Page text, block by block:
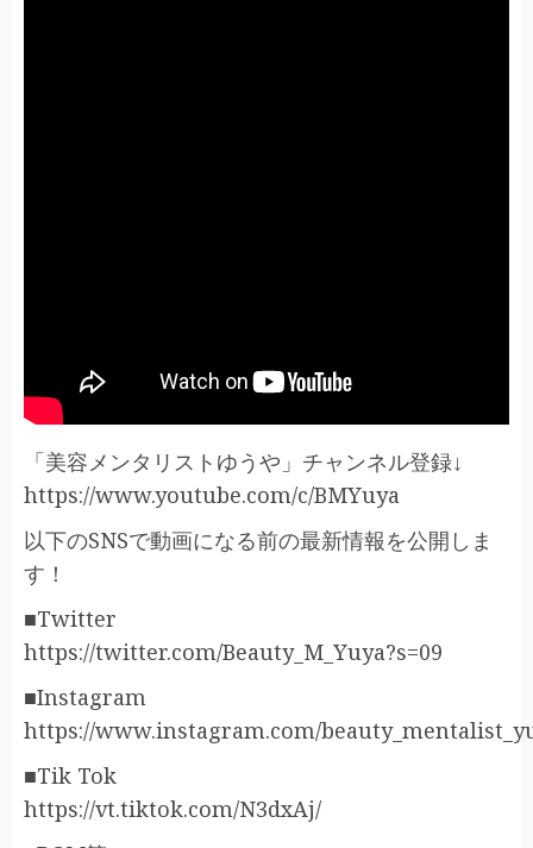
「美容メンタリストゆうや」チャンネル登録↓
https://www.youtube.com/c/BMYuya
以下のSNSで動画になる前の最新情報を公開しま
す！
■Twitter
https://twitter.com/Beauty_M_Yuya?s=09
■Instagram
https://www.instagram.com/
■Tik Tok
https://vt.tiktok.com/N3dxAj/